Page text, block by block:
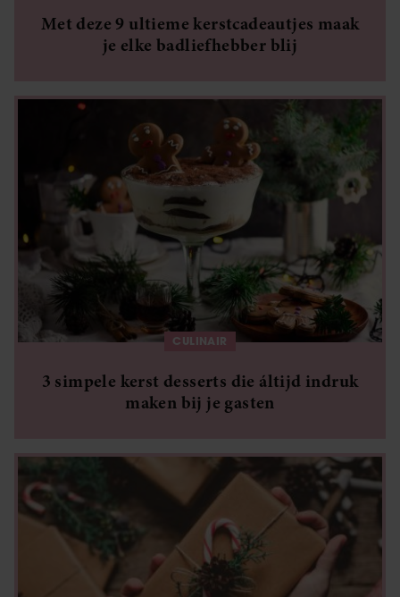
Met deze 9 ultieme kerstcadeautjes maak
je elke badliefhebber blij
CULINAIR
3 simpele kerst desserts die áltijd indruk
maken bij je gasten